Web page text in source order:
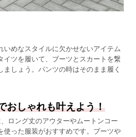
いめなスタイルに欠かせないアイテム
イツを履いて、ブーツとスカートを繋
ましょう。パンツの時はそのまま履く
おしゃれも叶えよう！
ロング丈のアウターやムートンコー
使った服装がおすすめです。ブーツや